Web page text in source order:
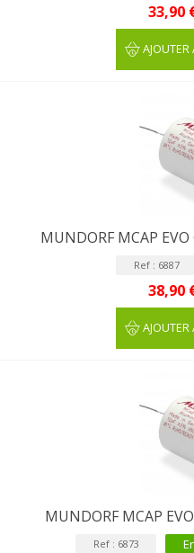
33,90
MUNDORF MCAP
Ref : 6887
38,90
MUNDORF MCAP
Ref : 6873